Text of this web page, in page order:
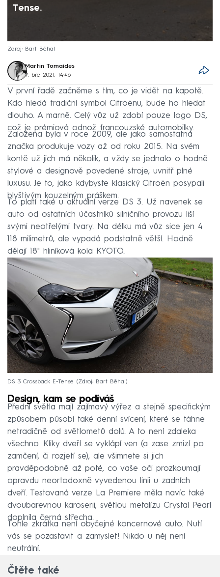
Tense.
Zdroj: Bart Běhal
Martin Tomaides
7. bře 2021, 14:46
V první řadě začněme s tím, co je vidět na kapotě.
Kdo hledá tradiční symbol Citroënu, bude ho hledat
dlouho. A marně. Celý vůz už zdobí pouze logo DS,
což je prémiová odnož francouzské automobilky.
Založena byla v roce 2009, ale jako samostatná
značka produkuje vozy až od roku 2015. Na svém
kontě už jich má několik, a vždy se jednalo o hodně
stylové a designově povedené stroje, uvnitř plné
luxusu. Je to, jako kdybyste klasický Citroën posypali
blyštivým kouzelným práškem.
To platí také u aktuální verze DS 3. Už navenek se
auto od ostatních účastníků silničního provozu liší
svými neotřelými tvary. Na délku má vůz sice jen 4
118 milimetrů, ale vypadá podstatně větší. Hodně
dělají 18" hliníková kola KYOTO.
DS 3 Crossback E-Tense Zdroj: Bart Běhal
Design, kam se podíváš
Přední světla mají zajímavý výřez a stejně specifickým
způsobem působí také denní svícení, které se táhne
netradičně od světlometů dolů. A to není zdaleka
všechno. Kliky dveří se vyklápí ven (a zase zmizí po
zamčení, či rozjetí se), ale všimnete si jich
pravděpodobně až poté, co vaše oči prozkoumají
opravdu neortodoxně vyvedenou linii u zadních
dveří. Testovaná verze La Premiere měla navíc také
dvoubarevnou karoserii, světlou metalízu Crystal Pearl
doplnila černá střecha.
Tohle zkrátka není obyčejné koncernové auto. Nutí
vás se pozastavit a zamyslet! Nikdo u něj není
neutrální.
Čtěte také